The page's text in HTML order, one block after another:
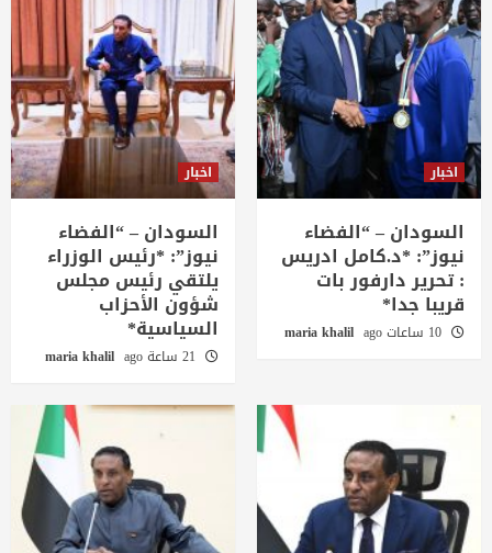
اخبار
السودان – “الفضاء
نيوز”: *د.كامل ادريس
: تحرير دارفور بات
قريبا جدا*
10 ساعات ago maria khalil
اخبار
السودان – “الفضاء
نيوز”: *رئيس الوزراء
يلتقي رئيس مجلس
شؤون الأحزاب
السياسية*
21 ساعة ago maria khalil